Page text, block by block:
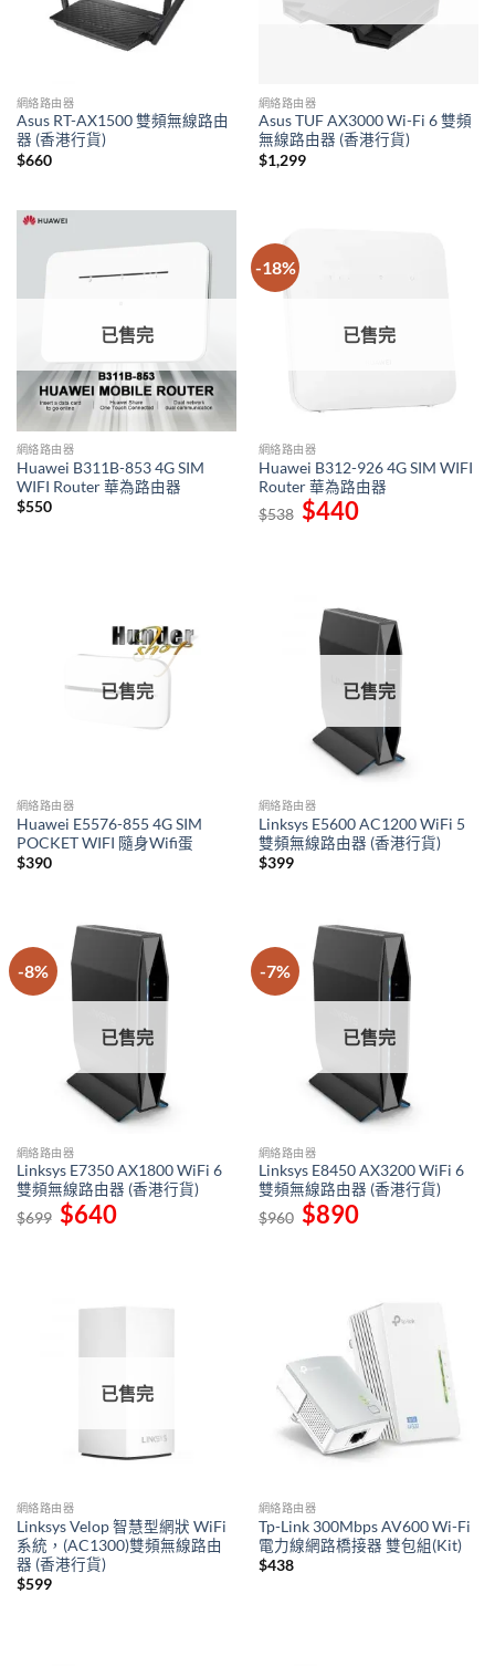
網絡路由器
Asus RT-AX1500 雙頻無線路由
器 (香港行貨)
$660
網絡路由器
Asus TUF AX3000 Wi-Fi 6 雙頻
無線路由器 (香港行貨)
$1,299
已售完
網絡路由器
Huawei B311B-853 4G SIM
WIFI Router 華為路由器
$550
-18%
已售完
網絡路由器
Huawei B312-926 4G SIM WIFI
Router 華為路由器
$538 Original
price
$440Current
price
已售完
網絡路由器
Huawei E5576-855 4G SIM
POCKET WIFI 隨身Wifi蛋
$390
已售完
網絡路由器
Linksys E5600 AC1200 WiFi 5
雙頻無線路由器 (香港行貨)
$399
-8%
已售完
網絡路由器
Linksys E7350 AX1800 WiFi 6
雙頻無線路由器 (香港行貨)
$699 Original
price
$640Current
price
-7%
已售完
網絡路由器
Linksys E8450 AX3200 WiFi 6
雙頻無線路由器 (香港行貨)
$960 Original
price
$890Current
price
已售完
網絡路由器
Linksys Velop 智慧型網狀 WiFi
系統，(AC1300)雙頻無線路由
器 (香港行貨)
$599
網絡路由器
Tp-Link 300Mbps AV600 Wi-Fi
電力線網路橋接器 雙包組(Kit)
$438